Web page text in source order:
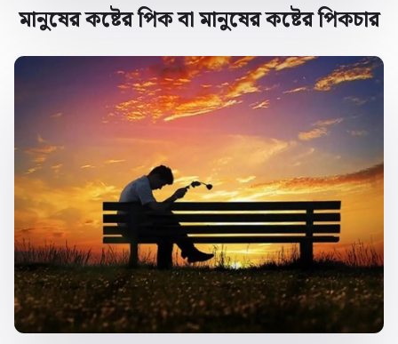
মানুষের কষ্টের পিক বা মানুষের কষ্টের পিকচার